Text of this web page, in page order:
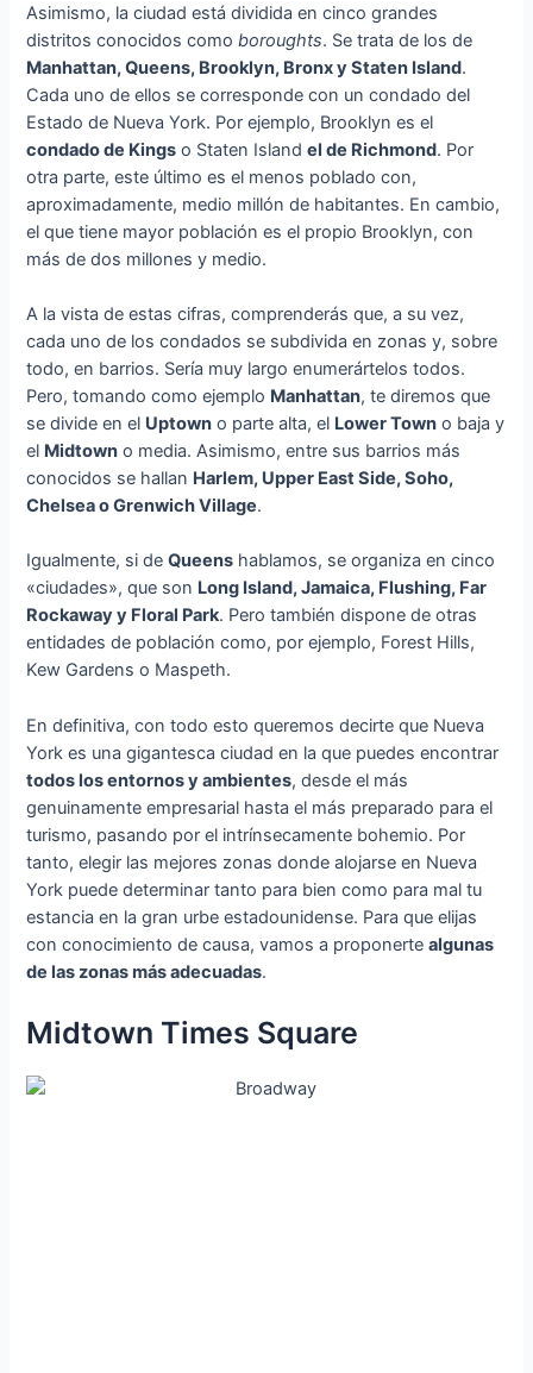
Asimismo, la ciudad está dividida en cinco grandes
distritos conocidos comoboroughts. Se trata de los de
Manhattan, Queens, Brooklyn, Bronx y Staten Island.
Cada uno de ellos se corresponde con un condado del
Estado de Nueva York. Por ejemplo, Brooklyn es el
condado de Kings o Staten Islandel de Richmond. Por
otra parte, este último es el menos poblado con,
aproximadamente, medio millón de habitantes. En cambio,
el que tiene mayor población es el propio Brooklyn, con
más de dos millones y medio.
A la vista de estas cifras, comprenderás que, a su vez,
cada uno de los condados se subdivida en zonas y, sobre
todo, en barrios. Sería muy largo enumerártelos todos.
Pero, tomando como ejemplo Manhattan, te diremos que
se divide en el Uptown o parte alta, el Lower Town o baja y
el Midtown o media. Asimismo, entre sus barrios más
conocidos se hallan Harlem, Upper East Side, Soho,
Chelsea o Grenwich Village.
Igualmente, si deQueens hablamos, se organiza en cinco
«ciudades», que son Long Island, Jamaica, Flushing, Far
Rockaway y Floral Park. Pero también dispone de otras
entidades de población como, por ejemplo, Forest Hills,
Kew Gardens o Maspeth.
En definitiva, con todo esto queremos decirte que Nueva
York es una gigantesca ciudad en la que puedes encontrar
todos los entornos y ambientes, desde el más
genuinamente empresarial hasta el más preparado para el
turismo, pasando por el intrínsecamente bohemio. Por
tanto, elegir las mejores zonas donde alojarse en Nueva
York puede determinar tanto para bien como para mal tu
estancia en la gran urbe estadounidense. Para que elijas
con conocimiento de causa, vamos a proponertealgunas
de las zonas más adecuadas.
Midtown Times Square